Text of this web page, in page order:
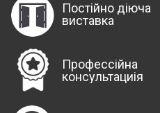
Постійно діюча
виставка
Профессійна
консультациія